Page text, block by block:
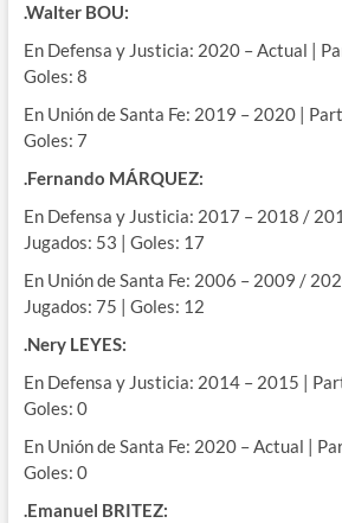
.Walter BOU:
En Defensa y Justicia: 2020 – Actual |
Goles: 8
En Unión de Santa Fe: 2019 – 2020 |
Goles: 7
.Fernando MÁRQUEZ:
En Defensa y Justicia: 2017 – 2018 /
Jugados: 53 | Goles: 17
En Unión de Santa Fe: 2006 – 2009 /
Jugados: 75 | Goles: 12
.Nery LEYES:
En Defensa y Justicia: 2014 – 2015 |
Goles: 0
En Unión de Santa Fe: 2020 – Actual |
Goles: 0
.Emanuel BRITEZ: